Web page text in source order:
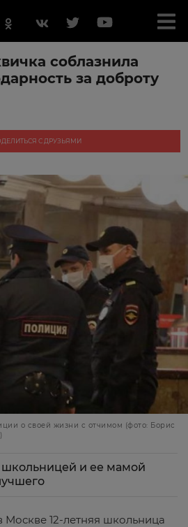
соблазнила
за доброту
С ДРУЗЬЯМИ
о своей жизни с отчимом (фото: Борис
и ее мамой
Москве 12-летняя школьница